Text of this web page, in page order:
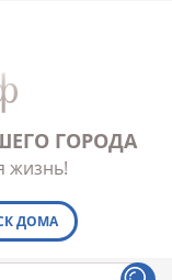
ГОРОДА
жизнь!
ДОМА